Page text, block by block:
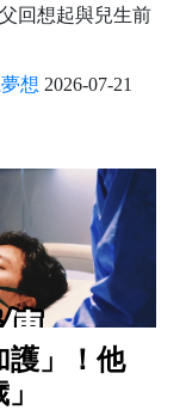
回想起與兒生前
想 2026-07-21
護」！他